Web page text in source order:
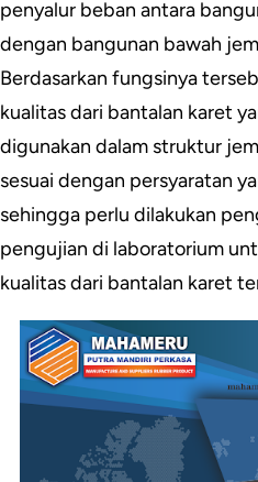
penyalur beban antara
dengan bangunan bawah
Berdasarkan fungsinya
kualitas dari bantalan karet
digunakan dalam struktur
sesuai dengan persyaratan
sehingga perlu dilakukan
pengujian di laboratorium
kualitas dari bantalan karet